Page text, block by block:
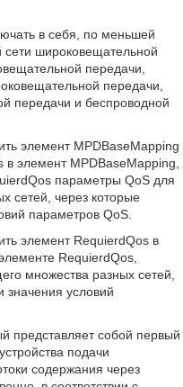
в себя, по меньшей
широковещательной
передачи,
передачи,
передачи и беспроводной
элемент MPDBaseMapping
в элемент MPDBaseMapping,
параметры QoS для
сетей, через которые
параметров QoS.
элемент RequierdQos в
RequierdQos,
множества разных сетей,
значения условий
представляет собой первый
подачи
содержания через